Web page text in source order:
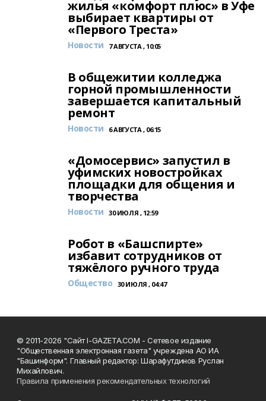
жилья «комфорт плюс» в Уфе
выбирает квартиры от
«Первого Треста»
Новости 7 АВГУСТА , 10:05
В общежитии колледжа
горной промышленности
завершается капитальный
ремонт
Новости 6 АВГУСТА , 06:15
«Домосервис» запустил в
уфимских новостройках
площадки для общения и
творчества
Новости 30 ИЮЛЯ , 12:59
Робот в «Башспирте»
избавит сотрудников от
тяжёлого ручного труда
Общество 30 ИЮЛЯ , 04:47
© 2011-2026 "Сайт I-GAZETA.COM - Сетевое издание
"Общественная электронная газета" учреждена АО ИА
"Башинформ". Главный редактор: Шарафутдинов Руслан
Михайлович.
Правила применения рекомендательных технологий